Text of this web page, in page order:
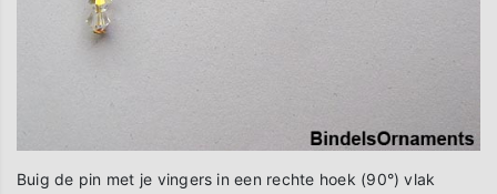
Buig de pin met je vingers in een rechte hoek (90°) vlak